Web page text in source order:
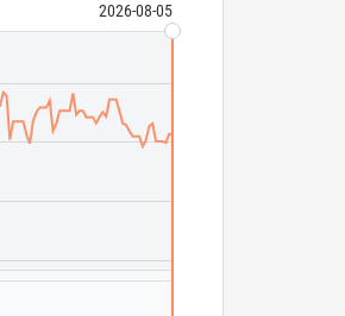
2026-08-05